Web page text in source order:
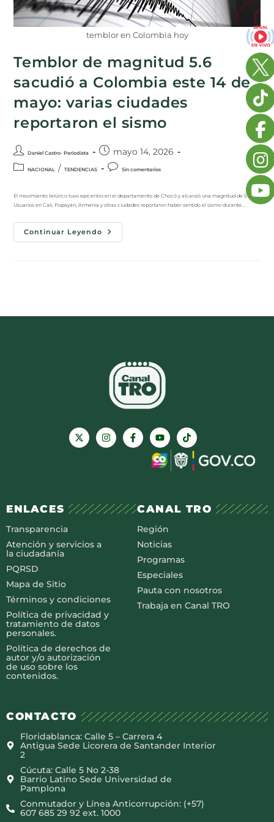
temblor en Colombia hoy
Temblor de magnitud 5.6
sacudió a Colombia este 14 de
mayo: varias ciudades
reportaron el sismo
Daniel Castro- Periodista mayo 14, 2026
NACIONAL / TENDENCIAS Sin comentarios
El movimiento telúrico tuvo epicentro en el departamento de Chocó y alcanzó una magnitud de 5.6.
Usuarios en Cali, Popayán, Armenia y otras ciudades reportaron haber sentido el sismo durante…
Continuar Leyendo
ENLACES
Transparencia
Atención y servicios a
la ciudadanía
PQRSD
Mapa de Sitio
Términos y condiciones
Política de privacidad y
tratamiento de datos
personales.
Política de derechos de
autor y/o autorización
de uso sobre los
contenidos.
CANAL TRO
Región
Noticias
Programas
Especiales
Pauta con nosotros
Trabaja en Canal TRO
CONTACTO
Floridablanca: Calle 5 – Carrera 4
Antigua Sede Licorera de Santander Interior
2
Cúcuta: Calle 5 No 2-38
Barrio Latino Sede Universidad de
Pamplona
Conmutador y Línea Anticorrupción: (+57)
607 685 29 92 ext. 1000